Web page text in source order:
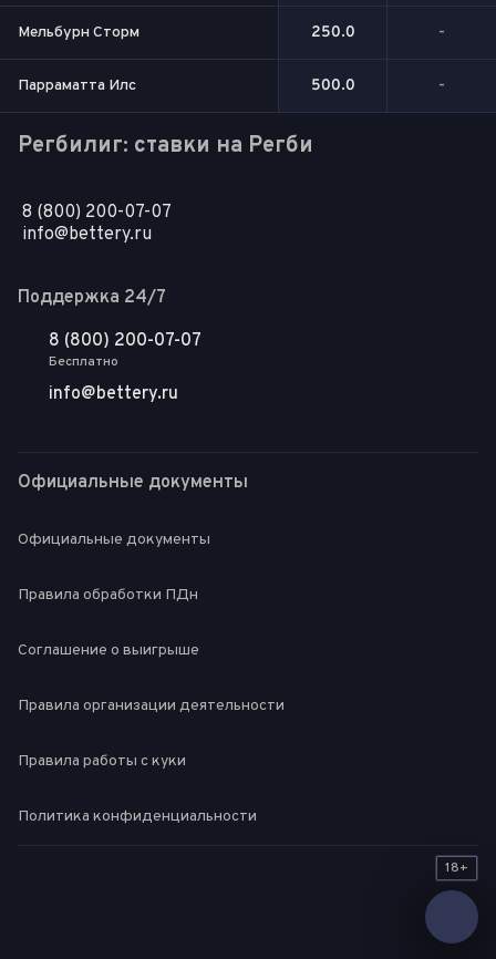
Мельбурн Сторм 250.0 -
Парраматта Илс 500.0 -
Регбилиг: ставки на Регби
8 (800) 200-07-07
info@bettery.ru
Поддержка 24/7
8 (800) 200-07-07
Бесплатно
info@bettery.ru
Официальные документы
Официальные документы
Правила обработки ПДн
Соглашение о выигрыше
Правила организации деятельности
Правила работы с куки
Политика конфиденциальности
18+